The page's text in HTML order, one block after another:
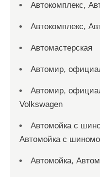
Автокомплекс,
Автокомплекс,
Автомастерская
Автомир,
Автомир,
Volkswagen
Автомойка с
Автомойка с
Автомойка,